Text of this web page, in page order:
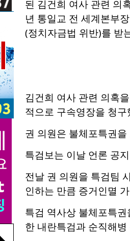
된 김건희 여사 관련 의
년 통일교 전 세계본부
(정치자금법 위반)를 받
김건희 여사 관련 의혹
적으로 구속영장을 청구
권 의원은 불체포특권
특검보는 이날 언론 공
전날 권 의원을 특검팀
인하는 만큼 증거인멸
특검 역사상 불체포특
한 내란특검과 순직해